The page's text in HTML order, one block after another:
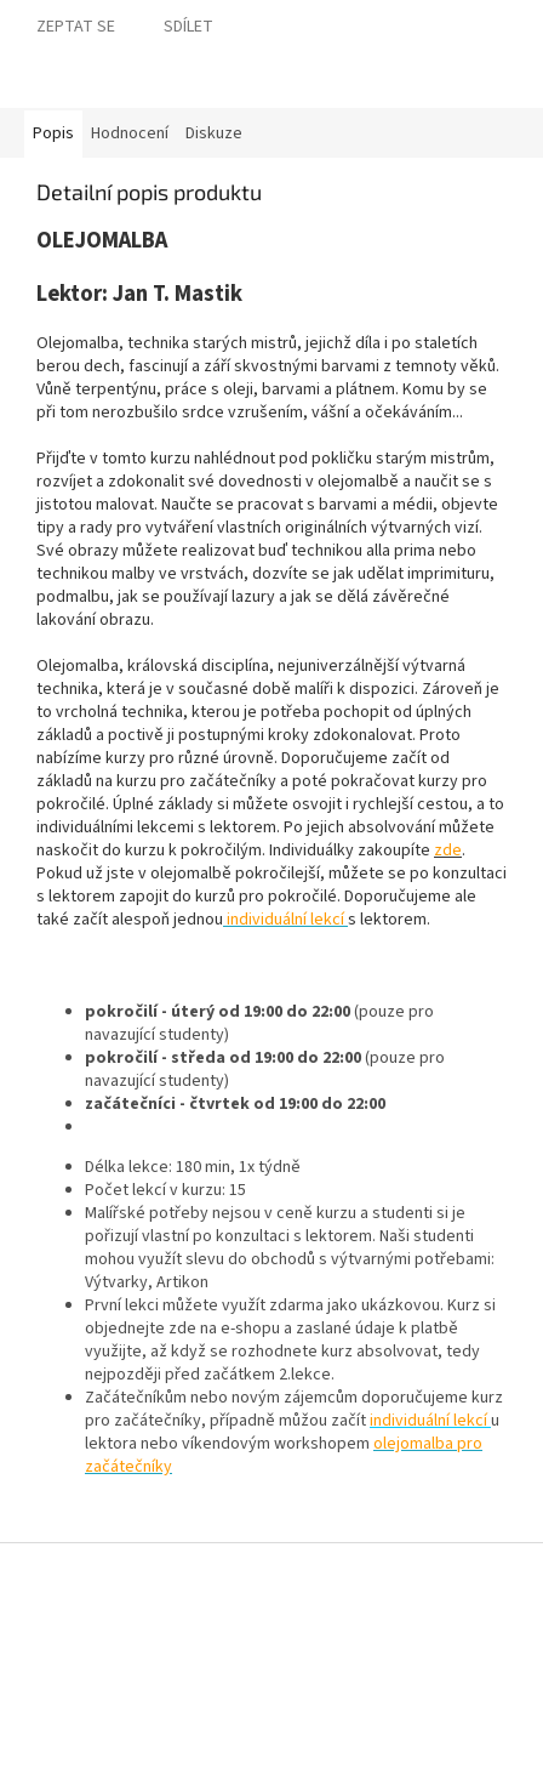
ZEPTAT SE SDÍLET
Popis Hodnocení Diskuze
Detailní popis produktu
OLEJOMALBA
Lektor: Jan T. Mastik
Olejomalba, technika starých mistrů, jejichž díla i po staletích
berou dech, fascinují a září skvostnými barvami z temnoty věků.
Vůně terpentýnu, práce s oleji, barvami a plátnem. Komu by se
při tom nerozbušilo srdce vzrušením, vášní a očekáváním...
Přijďte v tomto kurzu nahlédnout pod pokličku starým mistrům,
rozvíjet a zdokonalit své dovednosti v olejomalbě a naučit se s
jistotou malovat. Naučte se pracovat s barvami a médii, objevte
tipy a rady pro vytváření vlastních originálních výtvarných vizí.
Své obrazy můžete realizovat buď technikou alla prima nebo
technikou malby ve vrstvách, dozvíte se jak udělat imprimituru,
podmalbu, jak se používají lazury a jak se dělá závěrečné
lakování obrazu.
Olejomalba, královská disciplína, nejuniverzálnější výtvarná
technika, která je v současné době malíři k dispozici. Zároveň je
to vrcholná technika, kterou je potřeba pochopit od úplných
základů a poctivě ji postupnými kroky zdokonalovat. Proto
nabízíme kurzy pro různé úrovně. Doporučujeme začít od
základů na kurzu pro začátečníky a poté pokračovat kurzy pro
pokročilé. Úplné základy si můžete osvojit i rychlejší cestou, a to
individuálními lekcemi s lektorem. Po jejich absolvování můžete
naskočit do kurzu k pokročilým. Individuálky zakoupíte zde.
Pokud už jste v olejomalbě pokročilejší, můžete se po konzultaci
s lektorem zapojit do kurzů pro pokročilé. Doporučujeme ale
také začít alespoň jednou individuální lekcís lektorem.
pokročilí - úterý od 19:00 do 22:00(pouze pro
navazující studenty)
pokročilí - středa od 19:00 do 22:00(pouze pro
navazující studenty)
začátečníci - čtvrtek od 19:00 do 22:00
Délka lekce: 180 min, 1x týdně
Počet lekcí v kurzu: 15
Malířské potřeby nejsou v ceně kurzu a studenti si je
pořizují vlastní po konzultaci s lektorem. Naši studenti
mohou využít slevu do obchodů s výtvarnými potřebami:
Výtvarky, Artikon
První lekci můžete využít zdarma jako ukázkovou. Kurz si
objednejte zde na e-shopu a zaslané údaje k platbě
využijte, až když se rozhodnete kurz absolvovat, tedy
nejpozději před začátkem 2.lekce.
Začátečníkům nebo novým zájemcům doporučujeme kurz
pro začátečníky, případně můžou začítindividuální lekcíu
lektora nebo víkendovým workshopem olejomalba pro
začátečníky